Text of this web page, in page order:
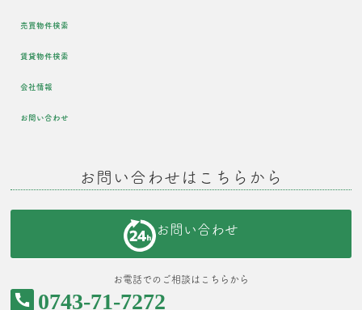
売買物件検索
賃貸物件検索
会社情報
お問い合わせ
お問い合わせはこちらから
お問い合わせ
お電話でのご相談はこちらから
0743-71-7272